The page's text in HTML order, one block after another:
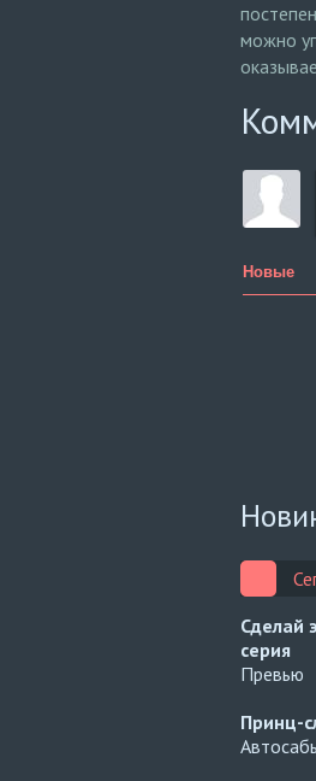
можно
Новые
Сделай
серия
Превью
Принц-